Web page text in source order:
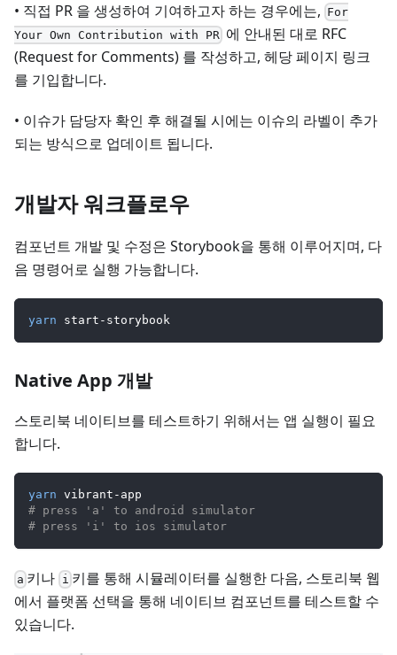
• 직접 PR 을 생성하여 기여하고자 하는 경우에는, For
Your Own Contribution with PR 에 안내된 대로 RFC
(Request for Comments) 를 작성하고, 헤당 페이지 링크
를 기입합니다.
• 이슈가 담당자 확인 후 해결될 시에는 이슈의 라벨이 추가
되는 방식으로 업데이트 됩니다.
개발자 워크플로우
컴포넌트 개발 및 수정은 Storybook을 통해 이루어지며, 다
음 명령어로 실행 가능합니다.
yarn start-storybook
Native App 개발
스토리북 네이티브를 테스트하기 위해서는 앱 실행이 필요
합니다.
yarn vibrant-app
# press 'a' to android simulator
# press 'i' to ios simulator
a 키나 i 키를 통해 시뮬레이터를 실행한 다음, 스토리북 웹
에서 플랫폼 선택을 통해 네이티브 컴포넌트를 테스트할 수
있습니다.